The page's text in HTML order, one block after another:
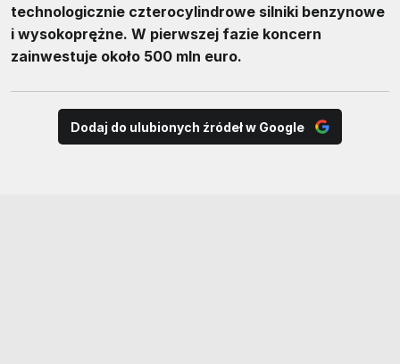
technologicznie czterocylindrowe silniki benzynowe
i wysokoprężne. W pierwszej fazie koncern
zainwestuje około 500 mln euro.
Dodaj do ulubionych źródeł w Google